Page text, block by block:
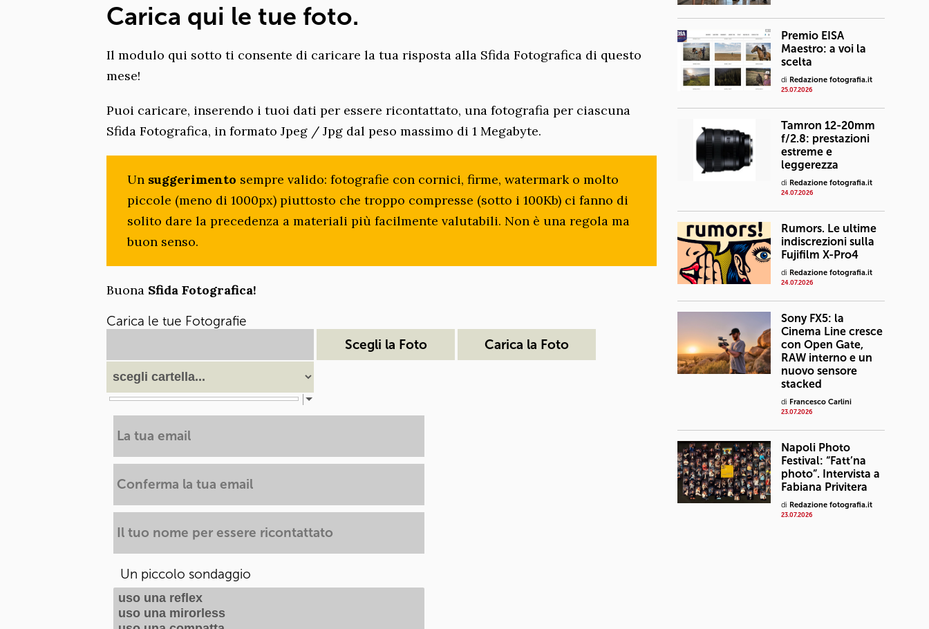
Carica qui le tue foto.
Il modulo qui sotto ti consente di caricare la tua risposta alla Sfida Fotografica di questo
mese!
Puoi caricare, inserendo i tuoi dati per essere ricontattato, una fotografia per ciascuna
Sfida Fotografica, in formato Jpeg / Jpg dal peso massimo di 1 Megabyte.
Un suggerimento sempre valido: fotografie con cornici, firme, watermark o molto
piccole (meno di 1000px) piuttosto che troppo compresse (sotto i 100Kb) ci fanno di
solito dare la precedenza a materiali più facilmente valutabili. Non è una regola ma
buon senso.
Buona Sfida Fotografica!
Carica le tue Fotografie
Un piccolo sondaggio
Premio EISA
Maestro: a voi la
scelta
di Redazione fotografia.it
25.07.2026
Tamron 12-20mm
f/2.8: prestazioni
estreme e
leggerezza
di Redazione fotografia.it
24.07.2026
Rumors. Le ultime
indiscrezioni sulla
Fujifilm X-Pro4
di Redazione fotografia.it
24.07.2026
Sony FX5: la
Cinema Line cresce
con Open Gate,
RAW interno e un
nuovo sensore
stacked
di Francesco Carlini
23.07.2026
Napoli Photo
Festival: “Fatt’na
photo”. Intervista a
Fabiana Privitera
di Redazione fotografia.it
23.07.2026